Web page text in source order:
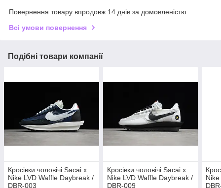
Повернення товару впродовж 14 днів за домовленістю
Всі умови повернення
Подібні товари компанії
Кросівки чоловічі Sacai x
Nike LVD Waffle Daybreak /
DBR-003
Кросівки чоловічі Sacai x
Nike LVD Waffle Daybreak /
DBR-009